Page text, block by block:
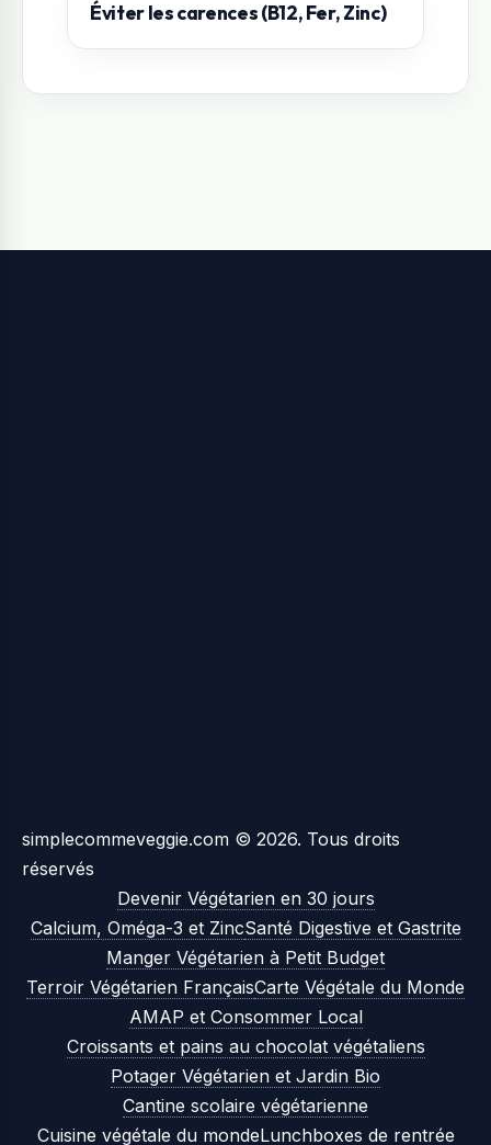
Éviter les carences (B12, Fer, Zinc)
simplecommeveggie.com © 2026. Tous droits
réservés
Devenir Végétarien en 30 jours
Calcium, Oméga-3 et ZincSanté Digestive et Gastrite
Manger Végétarien à Petit Budget
Terroir Végétarien FrançaisCarte Végétale du Monde
AMAP et Consommer Local
Croissants et pains au chocolat végétaliens
Potager Végétarien et Jardin Bio
Cantine scolaire végétarienne
Cuisine végétale du mondeLunchboxes de rentrée